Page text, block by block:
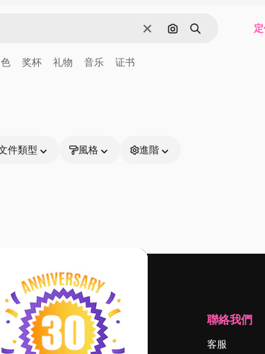
清除 通過圖像搜索
搜尋
奖杯 礼物 音乐 证书
件類型 風格 進階
始使用 公司
定價
聯絡我們
客服